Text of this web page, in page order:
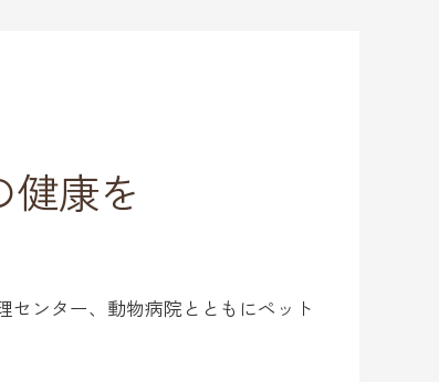
健康を
センター、動物病院とともにペット